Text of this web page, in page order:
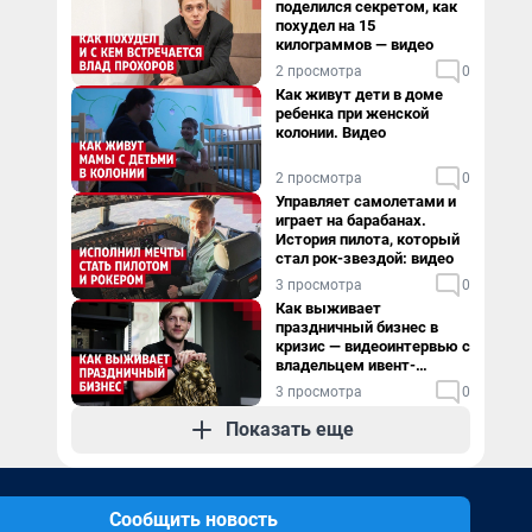
поделился секретом, как
похудел на 15
килограммов — видео
2 просмотра 0
Как живут дети в доме
ребенка при женской
колонии. Видео
2 просмотра 0
Управляет самолетами и
играет на барабанах.
История пилота, который
стал рок-звездой: видео
3 просмотра 0
Как выживает
праздничный бизнес в
кризис — видеоинтервью с
владельцем ивент-
агентства
3 просмотра 0
Показать еще
Сообщить новость